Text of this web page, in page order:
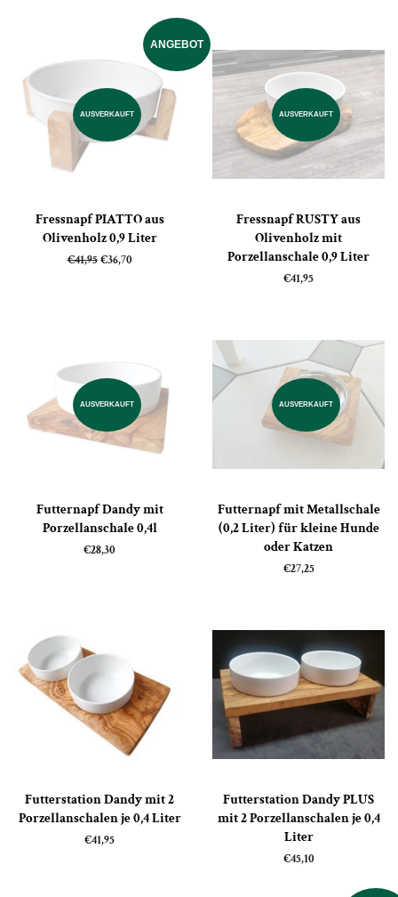
ANGEBOT
AUSVERKAUFT
Fressnapf PIATTO aus
Olivenholz 0,9 Liter
Normaler
€41,95 Sonderpreis
€36,70
AUSVERKAUFT
Fressnapf RUSTY aus
Olivenholz mit
Porzellanschale 0,9 Liter
Normaler
€41,95
AUSVERKAUFT
Futternapf Dandy mit
Porzellanschale 0,4l
Normaler
€28,30
AUSVERKAUFT
Futternapf mit Metallschale
(0,2 Liter) für kleine Hunde
oder Katzen
Normaler
€27,25
Futterstation Dandy mit 2
Porzellanschalen je 0,4 Liter
Normaler
€41,95
Futterstation Dandy PLUS
mit 2 Porzellanschalen je 0,4
Liter
Normaler
€45,10